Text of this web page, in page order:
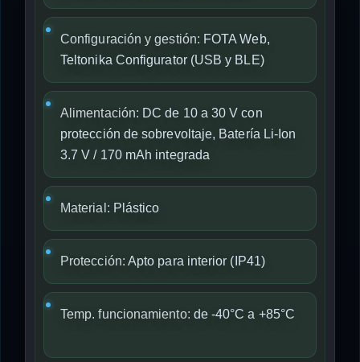
Configuración y gestión: FOTA Web,
Teltonika Configurator (USB y BLE)
Alimentación: DC de 10 a 30 V con
protección de sobrevoltaje, Batería Li-Ion
3.7 V / 170 mAh integrada
Material: Plástico
Protección: Apto para interior (IP41)
Temp. funcionamiento: de -40°C a +85°C